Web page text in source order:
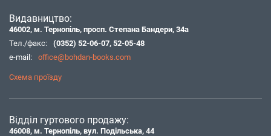
Видавництво:
46002, м. Тернопіль, просп. Степана Бандери, 34а
Тел./факс:
(0352) 52-06-07, 52-05-48
e-mail:
office@bohdan-books.com
Схема проїзду
Відділ гуртового продажу:
46008, м. Тернопіль, вул. Подільська, 44